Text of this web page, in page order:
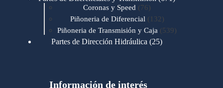
Coronas y Speed 7676
productos
Piñoneria de Diferencial 132 132
productos
Piñoneria de Transmisión y Caja 539539
Partes de Dirección Hidráulica 2525
Motores Cummins 723
Información de interés